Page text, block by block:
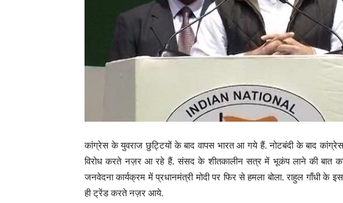
कांग्रेस के युवराज छुट्टियों के बाद वापस भारत आ गये हैं. नोटबंदी के बाद
विरोध करते नज़र आ रहे हैं. संसद के शीतकालीन सत्र में भूकंप लाने की बात
जनवेदना कार्यक्रम में प्रधानमंत्री मोदी पर फिर से हमला बोला. राहुल गाँधी के
ही ट्रेंड करते नज़र आये.